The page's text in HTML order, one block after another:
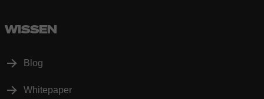
WISSEN
Blog
Whitepaper